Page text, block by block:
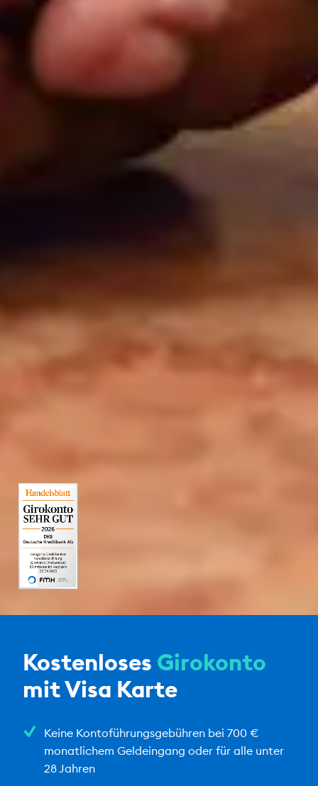
Kostenloses Girokonto
mit Visa Karte
Keine Kontoführungsgebühren bei 700 €
monatlichem Geldeingang oder für alle unter
28 Jahren